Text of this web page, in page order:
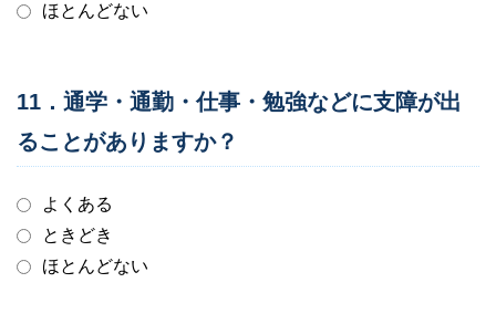
ほとんどない
11．通学・通勤・仕事・勉強などに支障が出
ることがありますか？
よくある
ときどき
ほとんどない